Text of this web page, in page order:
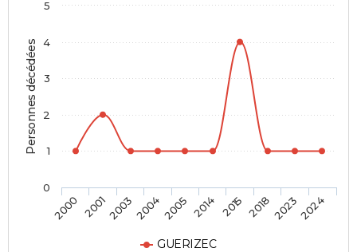
Personnes décédées
GUERIZEC
2000 2001200320042005 2014 2015 201820232024
0
1
2
3
4
5